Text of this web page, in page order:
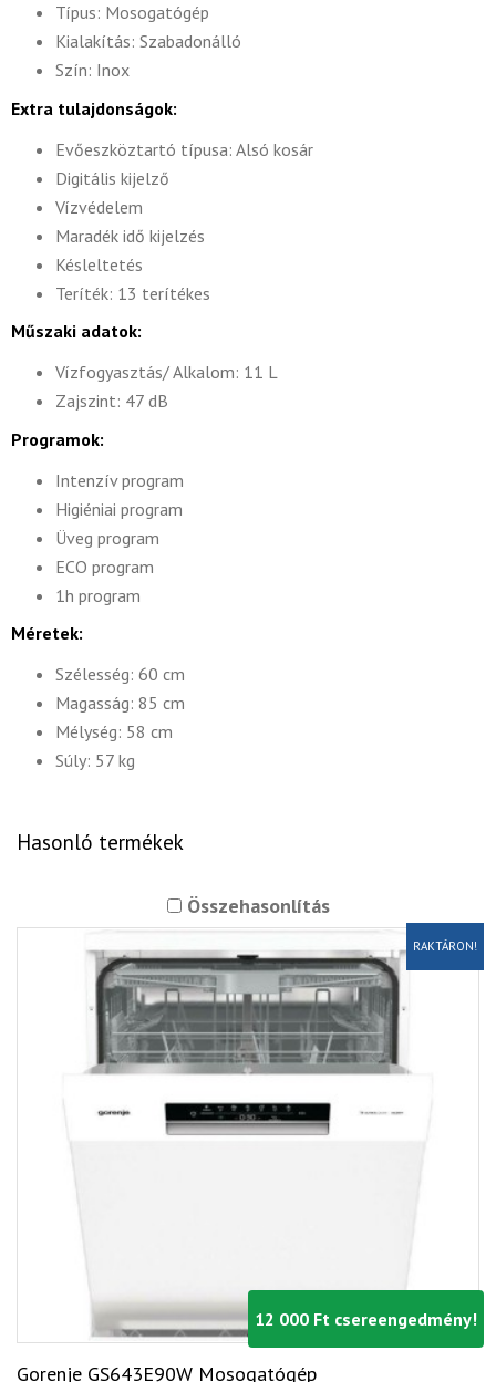
Típus: Mosogatógép
Kialakítás: Szabadonálló
Szín: Inox
Extra tulajdonságok:
Evőeszköztartó típusa: Alsó kosár
Digitális kijelző
Vízvédelem
Maradék idő kijelzés
Késleltetés
Teríték: 13 terítékes
Műszaki adatok:
Vízfogyasztás/ Alkalom: 11 L
Zajszint: 47 dB
Programok:
Intenzív program
Higiéniai program
Üveg program
ECO program
1h program
Méretek:
Szélesség: 60 cm
Magasság: 85 cm
Mélység: 58 cm
Súly: 57 kg
Hasonló termékek
Összehasonlítás
12 000 Ft csereengedmény!
RAKTÁRON!
Gorenje GS643E90W Mosogatógép